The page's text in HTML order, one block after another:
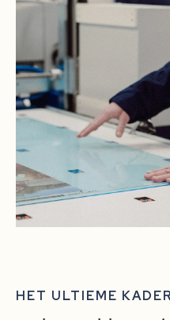
HET ULTIEME